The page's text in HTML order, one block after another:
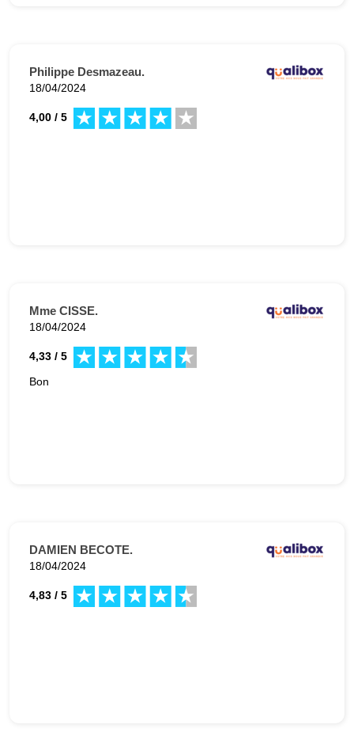
Philippe Desmazeau.
18/04/2024
4,00 / 5
Mme CISSE.
18/04/2024
4,33 / 5
Bon
DAMIEN BECOTE.
18/04/2024
4,83 / 5